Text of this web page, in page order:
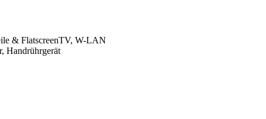
& FlatscreenTV, W-LAN
Handrührgerät